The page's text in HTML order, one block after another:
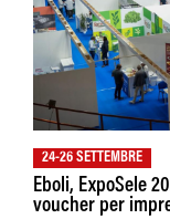
24-26 SETTEMBRE
Eboli, ExpoSele
voucher per